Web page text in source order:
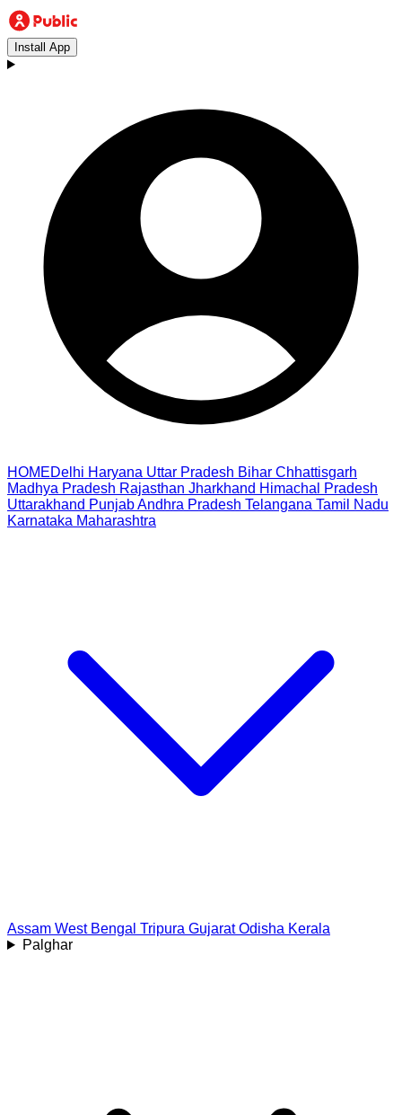
Install App
HOMEDelhi Haryana Uttar Pradesh Bihar Chhattisgarh
Madhya Pradesh Rajasthan Jharkhand Himachal Pradesh
Uttarakhand PunjabAndhra Pradesh Telangana Tamil Nadu
Karnataka Maharashtra
Assam West Bengal Tripura Gujarat Odisha Kerala
Palghar